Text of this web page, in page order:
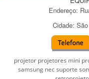
Endereço:
Cidade:
projetor projetores mini
samsung nec suporte